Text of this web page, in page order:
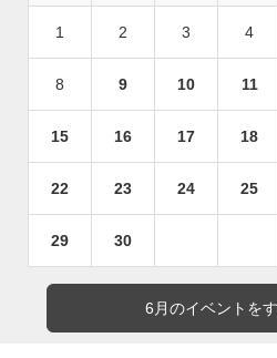
1 2 3 4
8 9 10 11
15 16 17 18
22 23 24 25
29 30
6月のイベントを